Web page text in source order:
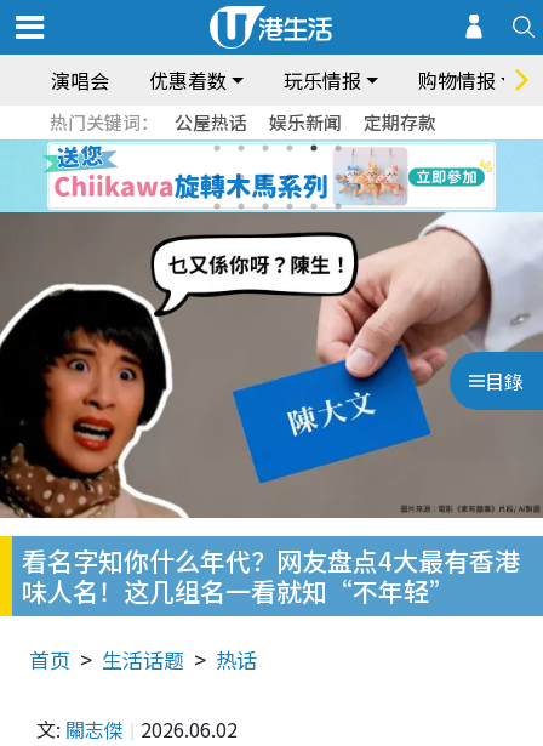
演唱会 优惠着数 玩乐情报 购物情报
热门关键词： 公屋热话 娱乐新闻 定期存款
目錄
看名字知你什么年代？网友盘点4大最有香港
味人名！这几组名一看就知“不年轻”
首页 生活话题 热话
文: 關志傑 2026.06.02